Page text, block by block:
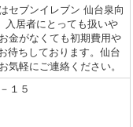
セブンイレブン 仙台泉向
入居者にとっても扱いや
金がなくても初期費用や
待ちしております。仙台
気軽にご連絡ください。
１５